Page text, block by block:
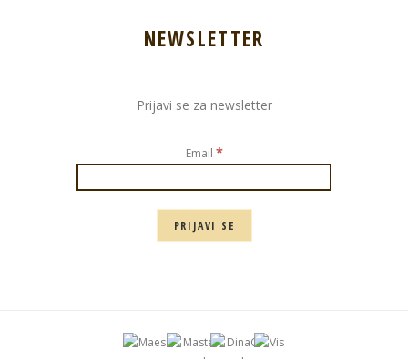
NEWSLETTER
Prijavi se za newsletter
Email *